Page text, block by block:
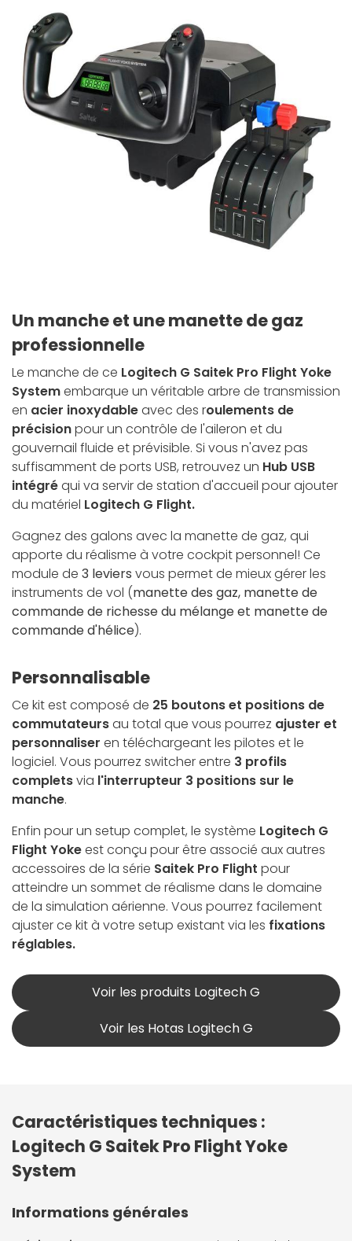
Un manche et une manette de gaz
professionnelle
Le manche de ce Logitech G Saitek Pro Flight Yoke
Systemembarque un véritable arbre de transmission
en acier inoxydableavec des roulements de
précisionpour un contrôle de l'aileron et du
gouvernail fluide et prévisible. Si vous n'avez pas
suffisamment de ports USB, retrouvez un Hub USB
intégréqui va servir de station d'accueil pour ajouter
du matériel Logitech G Flight.
Gagnez des galons avec la manette de gaz, qui
apporte du réalisme à votre cockpit personnel! Ce
module de 3 leviers vous permet de mieux gérer les
instruments de vol (manette des gaz, manette de
commande de richesse du mélange et manette de
commande d'hélice).
Personnalisable
Ce kit est composé de 25 boutons et positions de
commutateursau total que vous pourrez ajuster et
personnaliser en téléchargeant les pilotes et le
logiciel. Vous pourrez switcher entre 3 profils
completsvia l'interrupteur 3 positions sur le
manche.
Enfin pour un setup complet, le système Logitech G
Flight Yokeest conçu pour être associé aux autres
accessoires de la série Saitek Pro Flight pour
atteindre un sommet de réalisme dans le domaine
de la simulation aérienne. Vous pourrez facilement
ajuster ce kit à votre setup existant via les fixations
réglables.
Voir les produits Logitech G
Voir les Hotas Logitech G
Caractéristiques techniques :
Logitech G Saitek Pro Flight Yoke
System
Informations générales